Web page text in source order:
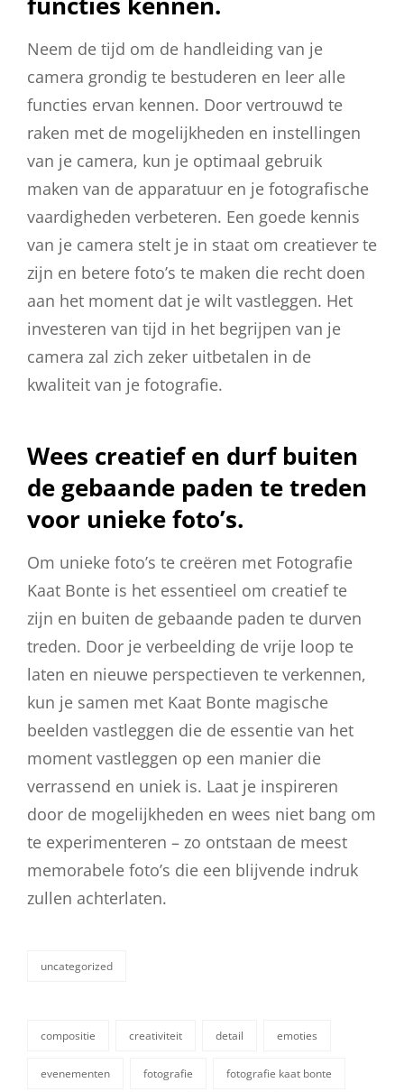
Neem de tijd om de handleiding van je
camera grondig te bestuderen en leer alle
functies ervan kennen. Door vertrouwd te
raken met de mogelijkheden en instellingen
van je camera, kun je optimaal gebruik
maken van de apparatuur en je fotografische
vaardigheden verbeteren. Een goede kennis
van je camera stelt je in staat om creatiever te
zijn en betere foto’s te maken die recht doen
aan het moment dat je wilt vastleggen. Het
investeren van tijd in het begrijpen van je
camera zal zich zeker uitbetalen in de
kwaliteit van je fotografie.
Wees creatief en durf buiten
de gebaande paden te treden
voor unieke foto’s.
Om unieke foto’s te creëren met Fotografie
Kaat Bonte is het essentieel om creatief te
zijn en buiten de gebaande paden te durven
treden. Door je verbeelding de vrije loop te
laten en nieuwe perspectieven te verkennen,
kun je samen met Kaat Bonte magische
beelden vastleggen die de essentie van het
moment vastleggen op een manier die
verrassend en uniek is. Laat je inspireren
door de mogelijkheden en wees niet bang om
te experimenteren – zo ontstaan de meest
memorabele foto’s die een blijvende indruk
zullen achterlaten.
categorieën
uncategorized
compositie creativiteit detail emoties
evenementen fotografie fotografie kaat bonte